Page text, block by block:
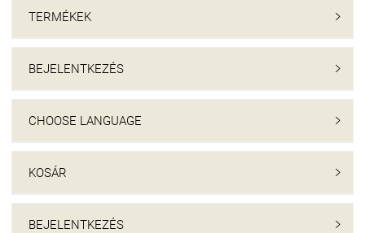
TERMÉKEK 
BEJELENTKEZÉS 
CHOOSE LANGUAGE 
KOSÁR 
BEJELENTKEZÉS 